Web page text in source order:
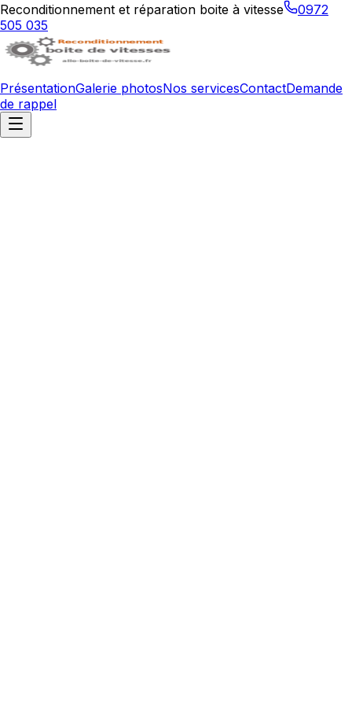
Reconditionnement et réparation boite à vitesse
0972
505 035
PrésentationGalerie photosNos servicesContactDemande
de rappel